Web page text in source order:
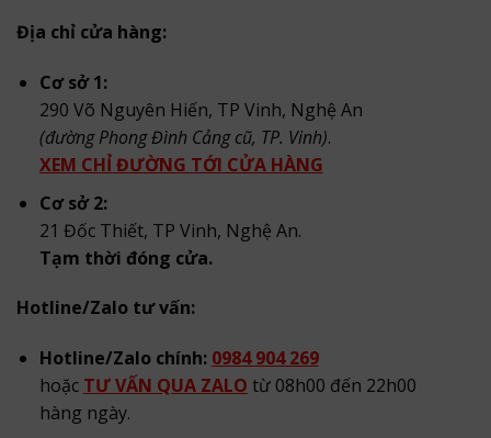
Địa chỉ cửa hàng:
Cơ sở 1:
290 Võ Nguyên Hiến, TP Vinh, Nghệ An
(đường Phong Đình Cảng cũ, TP. Vinh).
XEM CHỈ ĐƯỜNG TỚI CỬA HÀNG
Cơ sở 2:
21 Đốc Thiết, TP Vinh, Nghệ An.
Tạm thời đóng cửa.
Hotline/Zalo tư vấn:
Hotline/Zalo chính: 0984 904 269
hoặc TƯ VẤN QUA ZALO từ 08h00 đến 22h00
hàng ngày.